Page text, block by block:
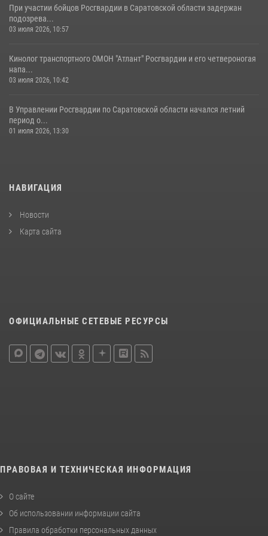
При участии бойцов Росгвардии в Саратовской области задержан
подозрева...
03 июля 2026, 10:57
Кинолог транспортного ОМОН "Атлант" Росгвардии и его четвероногая
напа...
03 июля 2026, 10:42
В Управлении Росгвардии по Саратовской области начался летний
период о...
01 июля 2026, 13:30
НАВИГАЦИЯ
Новости
Карта сайта
ОФИЦИАЛЬНЫЕ СЕТЕВЫЕ РЕСУРСЫ
ПРАВОВАЯ И ТЕХНИЧЕСКАЯ ИНФОРМАЦИЯ
О сайте
Об использовании информации сайта
Правила обработки персональных данных